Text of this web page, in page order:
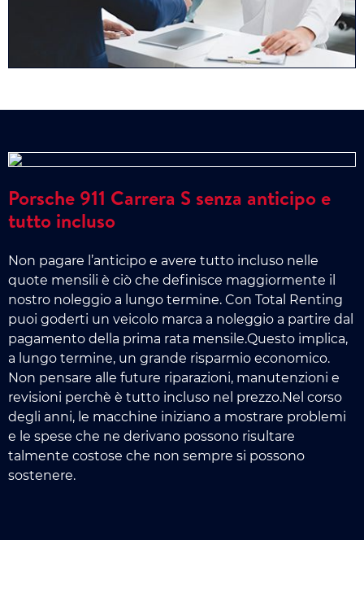
Porsche 911 Carrera S senza anticipo e
tutto incluso
Non pagare l’anticipo e avere tutto incluso nelle
quote mensili è ciò che definisce maggiormente il
nostro noleggio a lungo termine. Con Total Renting
puoi goderti un veicolo marca a noleggio a partire dal
pagamento della prima rata mensile.Questo implica,
a lungo termine, un grande risparmio economico.
Non pensare alle future riparazioni, manutenzioni e
revisioni perchè è tutto incluso nel prezzo.Nel corso
degli anni, le macchine iniziano a mostrare problemi
e le spese che ne derivano possono risultare
talmente costose che non sempre si possono
sostenere.